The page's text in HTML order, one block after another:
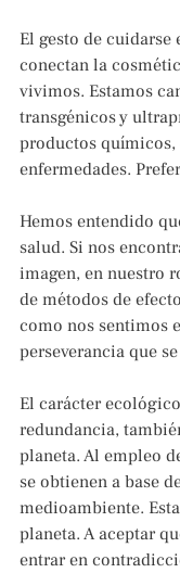
El gesto de cuidarse
conectan la
vivimos. Estamos
transgénicos y
productos químicos,
enfermedades.
Hemos entendido
salud. Si nos
imagen, en nuestro
de métodos de
como nos sentimos
perseverancia que
El carácter
redundancia,
planeta. Al empleo
se obtienen a base
medioambiente.
planeta. A aceptar
entrar en